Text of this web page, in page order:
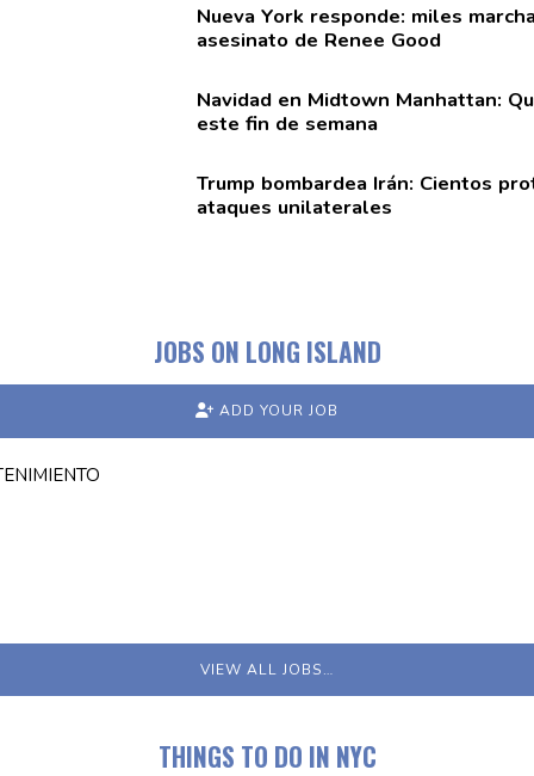
Nueva York responde: miles
asesinato de Renee Good
Navidad en Midtown Manhattan:
este fin de semana
Trump bombardea Irán: Cientos
ataques unilaterales
JOBS ON LONG ISLAND
ADD YOUR JOB
VIEW ALL JOBS…
THINGS TO DO IN NYC